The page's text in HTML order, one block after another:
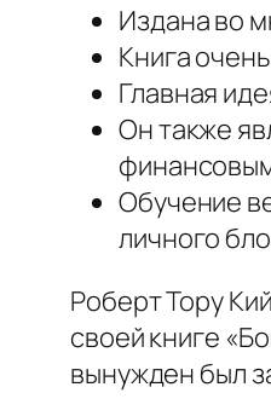
Издана во
Книга
Главная
Он также
Обучение
личного
Роберт Тору
своей книге
вынужден был